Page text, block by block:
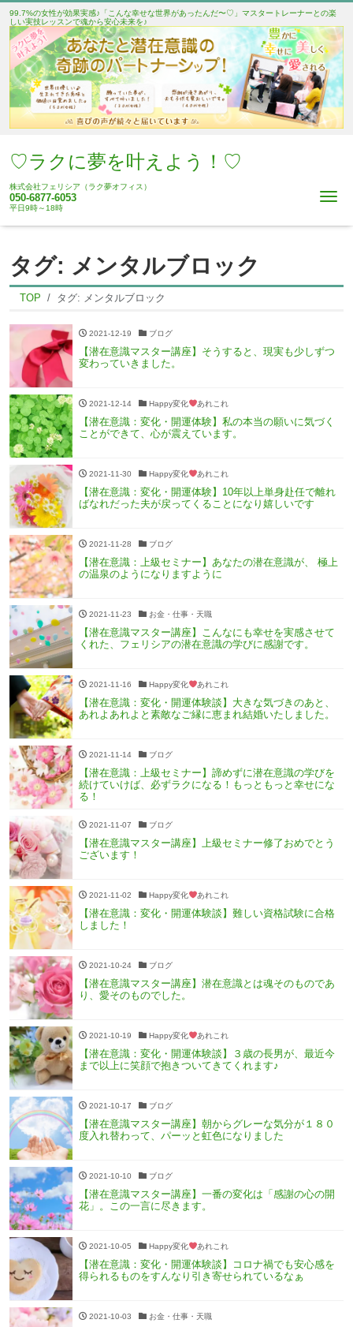
99.7%の女性が効果実感♪「こんな幸せな世界があったんだ〜♡」マスタートレーナーとの楽
しい実技レッスンで魂から安心未来を♪
♡ラクに夢を叶えよう！♡
株式会社フェリシア（ラク夢オフィス）
050-6877-6053
平日9時～18時
タグ: メンタルブロック
TOP タグ: メンタルブロック
2021-12-19 ブログ
【潜在意識マスター講座】そうすると、現実も少しずつ
変わっていきました。
2021-12-14 Happy変化 あれこれ
【潜在意識：変化・開運体験】私の本当の願いに気づく
ことができて、心が震えています。
2021-11-30 Happy変化 あれこれ
【潜在意識：変化・開運体験】10年以上単身赴任で離れ
ばなれだった夫が戻ってくることになり嬉しいです
2021-11-28 ブログ
【潜在意識：上級セミナー】あなたの潜在意識が、 極上
の温泉のようになりますように
2021-11-23 お金・仕事・天職
【潜在意識マスター講座】こんなにも幸せを実感させて
くれた、フェリシアの潜在意識の学びに感謝です。
2021-11-16 Happy変化 あれこれ
【潜在意識：変化・開運体験談】大きな気づきのあと、
あれよあれよと素敵なご縁に恵まれ結婚いたしました。
2021-11-14 ブログ
【潜在意識：上級セミナー】諦めずに潜在意識の学びを
続けていけば、必ずラクになる！もっともっと幸せにな
る！
2021-11-07 ブログ
【潜在意識マスター講座】上級セミナー修了おめでとう
ございます！
2021-11-02 Happy変化 あれこれ
【潜在意識：変化・開運体験談】難しい資格試験に合格
しました！
2021-10-24 ブログ
【潜在意識マスター講座】潜在意識とは魂そのものであ
り、愛そのものでした。
2021-10-19 Happy変化 あれこれ
【潜在意識：変化・開運体験談】３歳の長男が、最近今
まで以上に笑顔で抱きついてきてくれます♪
2021-10-17 ブログ
【潜在意識マスター講座】朝からグレーな気分が１８０
度入れ替わって、パーッと虹色になりました
2021-10-10 ブログ
【潜在意識マスター講座】一番の変化は「感謝の心の開
花」。この一言に尽きます。
2021-10-05 Happy変化 あれこれ
【潜在意識：変化・開運体験談】コロナ禍でも安心感を
得られるものをすんなり引き寄せられているなぁ
2021-10-03 お金・仕事・天職